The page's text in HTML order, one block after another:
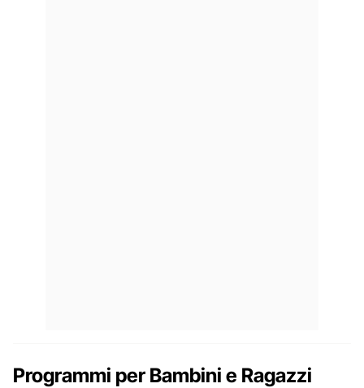
Programmi per Bambini e Ragazzi